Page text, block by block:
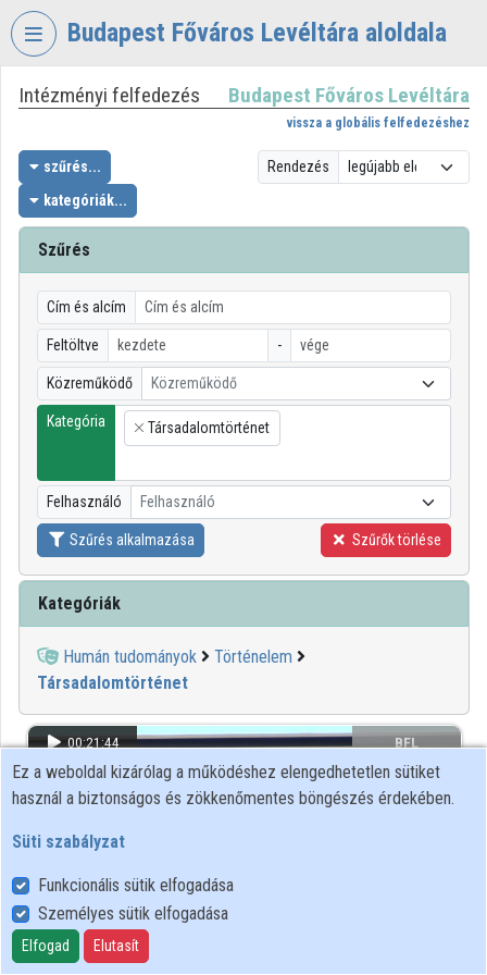
Fejléc kihagyása
Budapest Főváros Levéltára aloldala
VIDEOTORIUM
BUDAPEST
FŐVÁROS
LEVÉLTÁRA
Intézményi kezdőlap
Bejelentkezés
Intézményi felfedezés
Kategóriák
Intézményi listák
Intézmények
Közreműködők
Intézményi felfedezés Budapest Főváros Levéltára
vissza a globális felfedezéshez
szűrés...
kategóriák...
Rendezés
Szűrés
Cím és alcím
Feltöltve -
Közreműködő Közreműködő
Kategória
×
Társadalomtörténet
Felhasználó Felhasználó
Szűrés alkalmazása Szűrők törlése
Kategóriák
Humán tudományok
Történelem
Társadalomtörténet
00:21:44 BFL
Ez a weboldal kizárólag a működéshez elengedhetetlen sütiket
használ a biztonságos és zökkenőmentes böngészés érdekében.
Süti szabályzat
Funkcionális sütik elfogadása
Személyes sütik elfogadása
Elfogad Elutasít